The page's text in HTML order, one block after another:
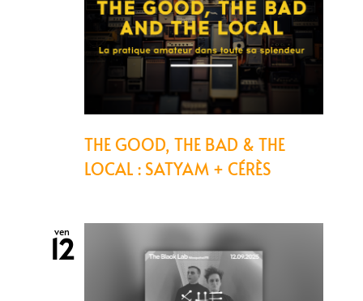
THE GOOD, THE BAD & THE
LOCAL : SATYAM + CÉRÈS
ven
12